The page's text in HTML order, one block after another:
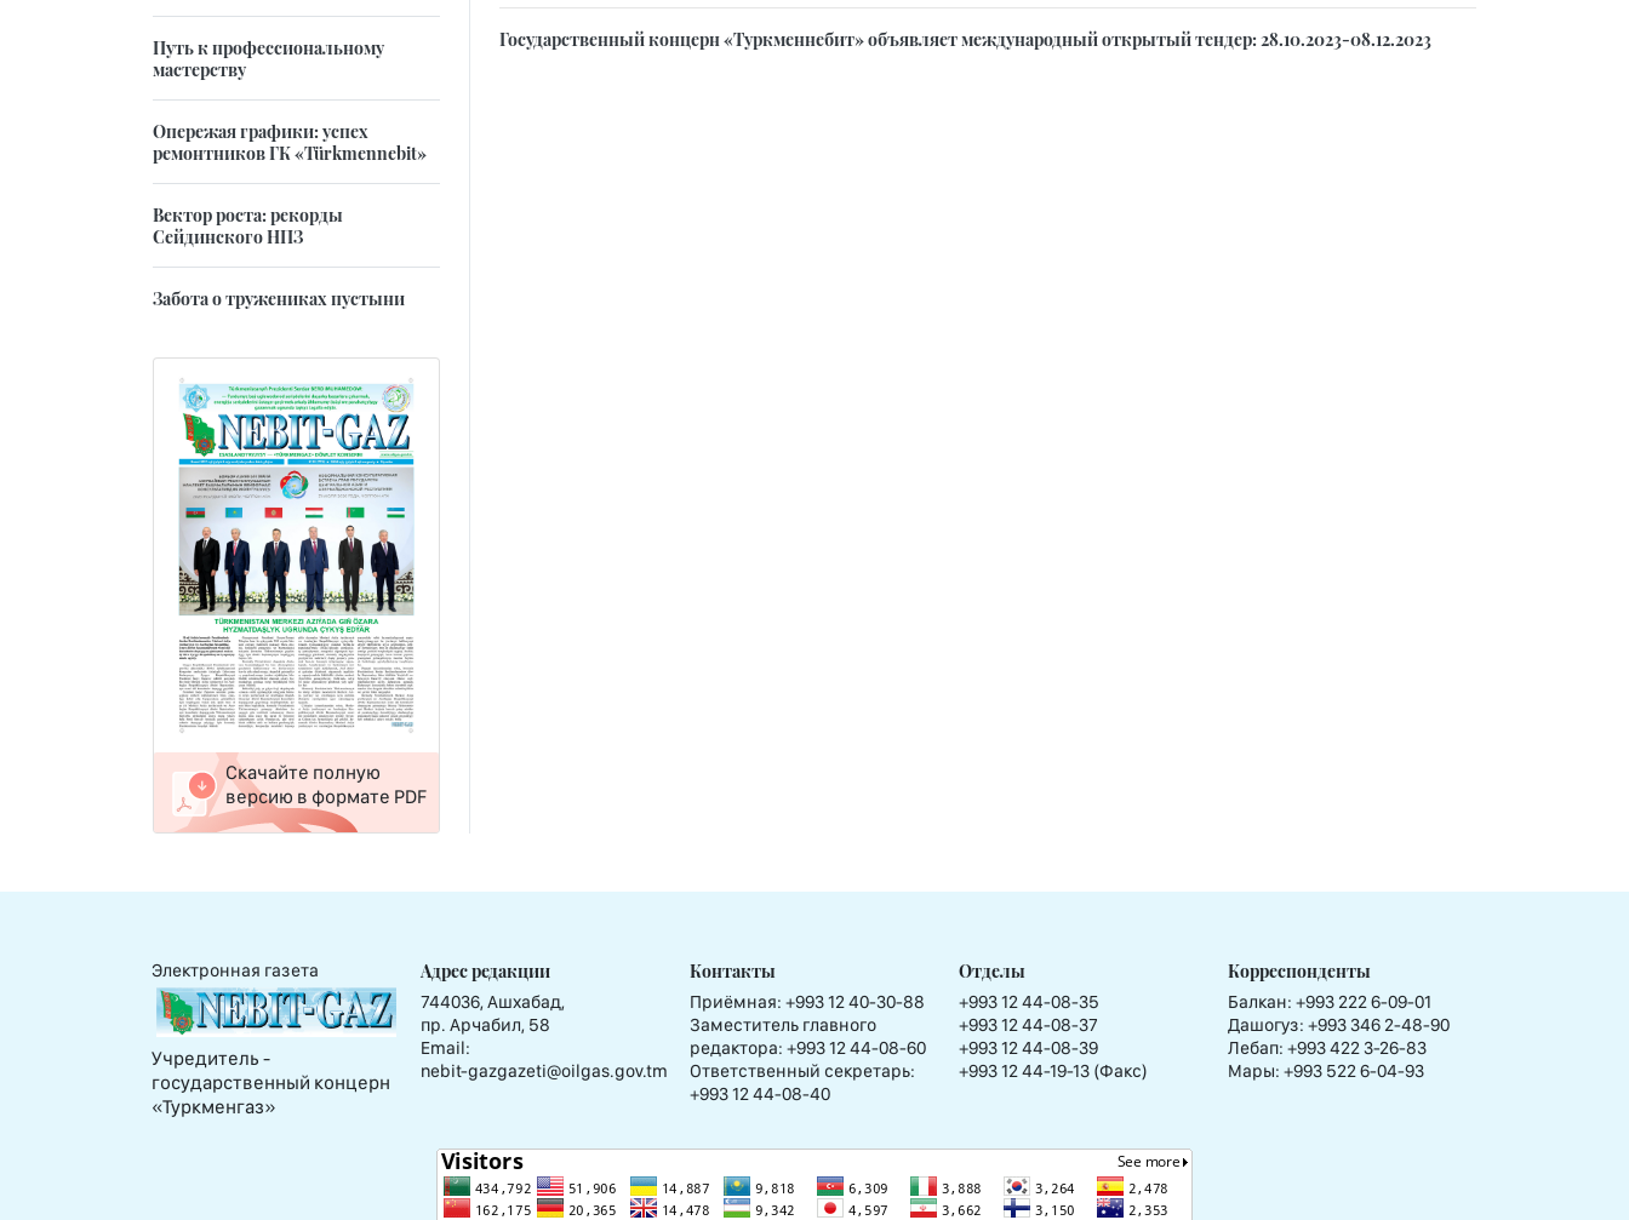
Государственный концерн «Туркменнебит» объявляет международный открытый тендер: 28.10.2023-08.12.2023
Путь к профессиональному
мастерству
Опережая графики: успех
ремонтников ГК «Türkmennebit»
Вектор роста: рекорды
Сейдинского НПЗ
Забота о тружениках пустыни
Скачайте полную
версию в формате PDF
Электронная газета
Учредитель -
государственный концерн
«Туркменгаз»
Адрес редакции
744036, Ашхабад,
пр. Арчабил, 58
Email:
nebit-gazgazeti@oilgas.gov.tm
Контакты
Приёмная: +993 12 40-30-88
Заместитель главного
редактора: +993 12 44-08-60
Ответственный секретарь:
+993 12 44-08-40
Отделы
+993 12 44-08-35
+993 12 44-08-37
+993 12 44-08-39
+993 12 44-19-13 (Факс)
Корреспонденты
Балкан: +993 222 6-09-01
Дашогуз: +993 346 2-48-90
Лебап: +993 422 3-26-83
Мары: +993 522 6-04-93